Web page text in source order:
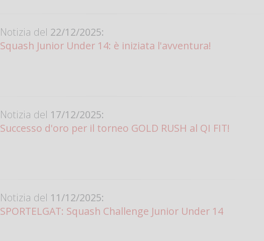
Notizia del 22/12/2025:
Squash Junior Under 14: è iniziata l'avventura!
Notizia del 17/12/2025:
Successo d'oro per il torneo GOLD RUSH al QI FIT!
Notizia del 11/12/2025:
SPORTELGAT: Squash Challenge Junior Under 14